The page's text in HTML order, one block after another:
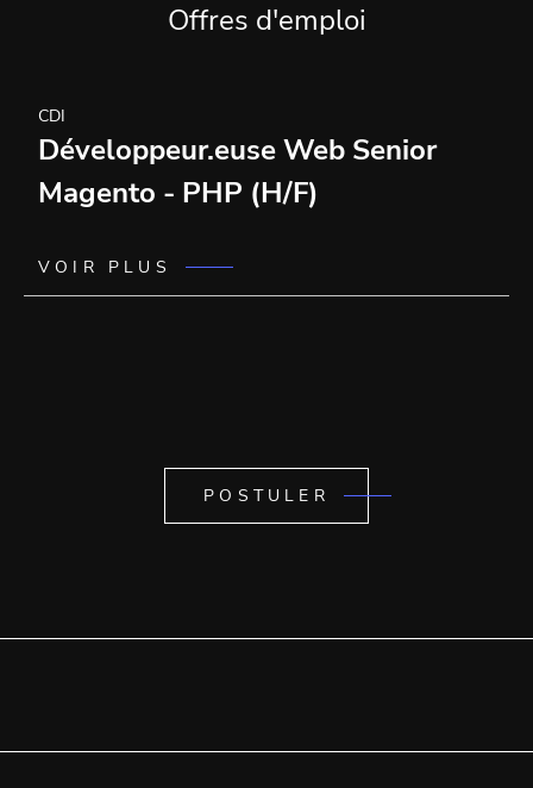
Offres d'emploi
CDI
Développeur.euse Web Senior
Magento - PHP (H/F)
VOIR PLUS
POSTULER